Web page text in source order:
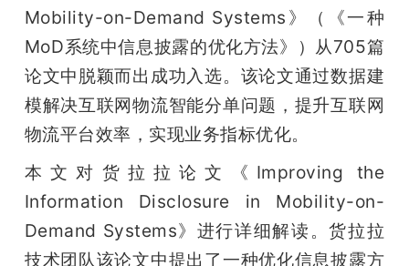
课
活
动
Mobility-on-Demand Systems》（《一种
MoD系统中信息披露的优化方法》）从705篇
论文中脱颖而出成功入选。该论文通过数据建
模解决互联网物流智能分单问题，提升互联网
物流平台效率，实现业务指标优化。
本文对货拉拉论文《Improving the
Information Disclosure in Mobility-on-
Demand Systems》进行详细解读。货拉拉
技术团队该论文中提出了一种优化信息披露方